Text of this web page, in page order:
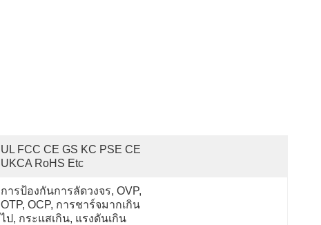
UL FCC CE GS KC PSE CE
UKCA RoHS Etc
การป้องกันการลัดวงจร, OVP,
OTP, OCP, การชาร์จมากเกิน
ไป, กระแสเกิน, แรงดันเกิน